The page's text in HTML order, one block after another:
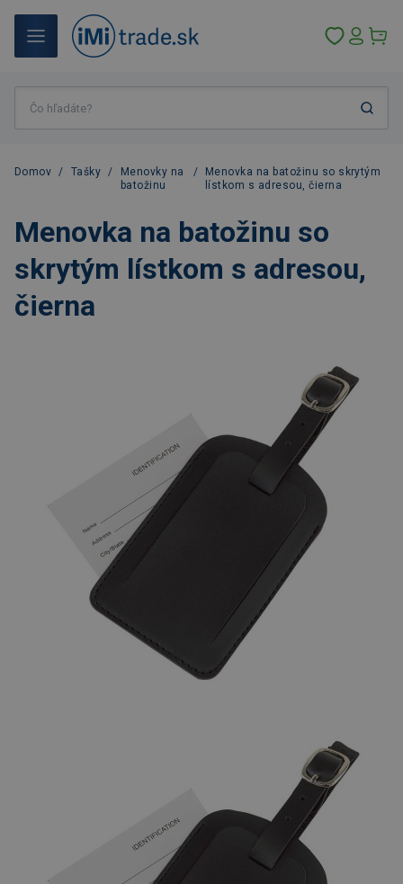
Domov / Tašky /
Menovky na
batožinu
/
Menovka na batožinu so skrytým
lístkom s adresou, čierna
Menovka na batožinu so
skrytým lístkom s adresou,
čierna